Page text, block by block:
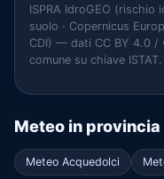
ISPRA IdroGEO (rischio
suolo · Copernicus
CDI) — dati CC BY 4.0 /
comune su chiave ISTAT.
Meteo in provincia
Meteo Acquedolci